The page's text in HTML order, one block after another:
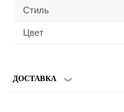
Стиль
Цвет
ДОСТАВКА